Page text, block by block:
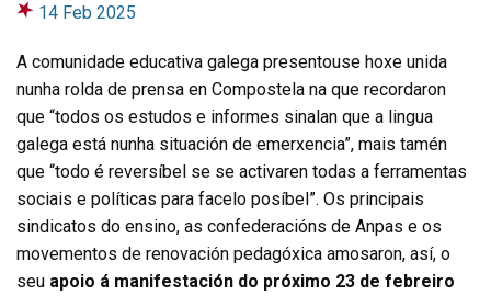
14 Feb 2025
A comunidade educativa galega presentouse hoxe unida
nunha rolda de prensa en Compostela na que recordaron
que “todos os estudos e informes sinalan que a lingua
galega está nunha situación de emerxencia”, mais tamén
que “todo é reversíbel se se activaren todas a ferramentas
sociais e políticas para facelo posíbel”. Os principais
sindicatos do ensino, as confederacións de Anpas e os
movementos de renovación pedagóxica amosaron, así, o
seu apoio á manifestación do próximo 23 de febreiro